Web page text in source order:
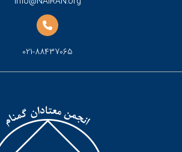
021-88437065